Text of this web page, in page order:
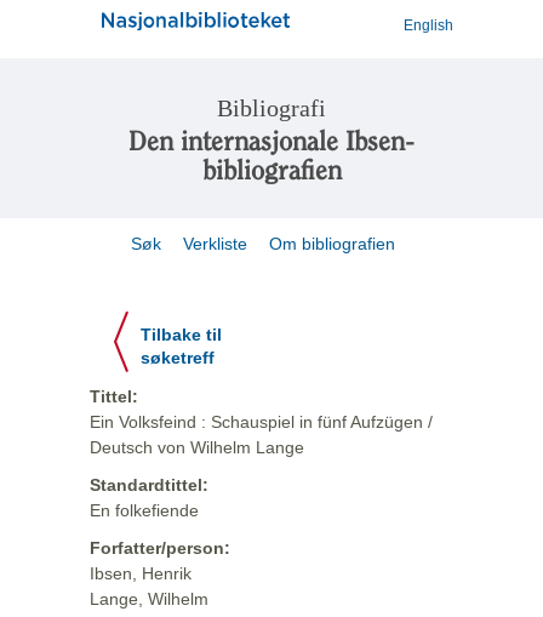
English
Bibliografi
Den internasjonale Ibsen-
bibliografien
Søk Verkliste Om bibliografien
Tilbake til
søketreff
Tittel:
Ein Volksfeind : Schauspiel in fünf Aufzügen /
Deutsch von Wilhelm Lange
Standardtittel:
En folkefiende
Forfatter/person:
Ibsen, Henrik
Lange, Wilhelm